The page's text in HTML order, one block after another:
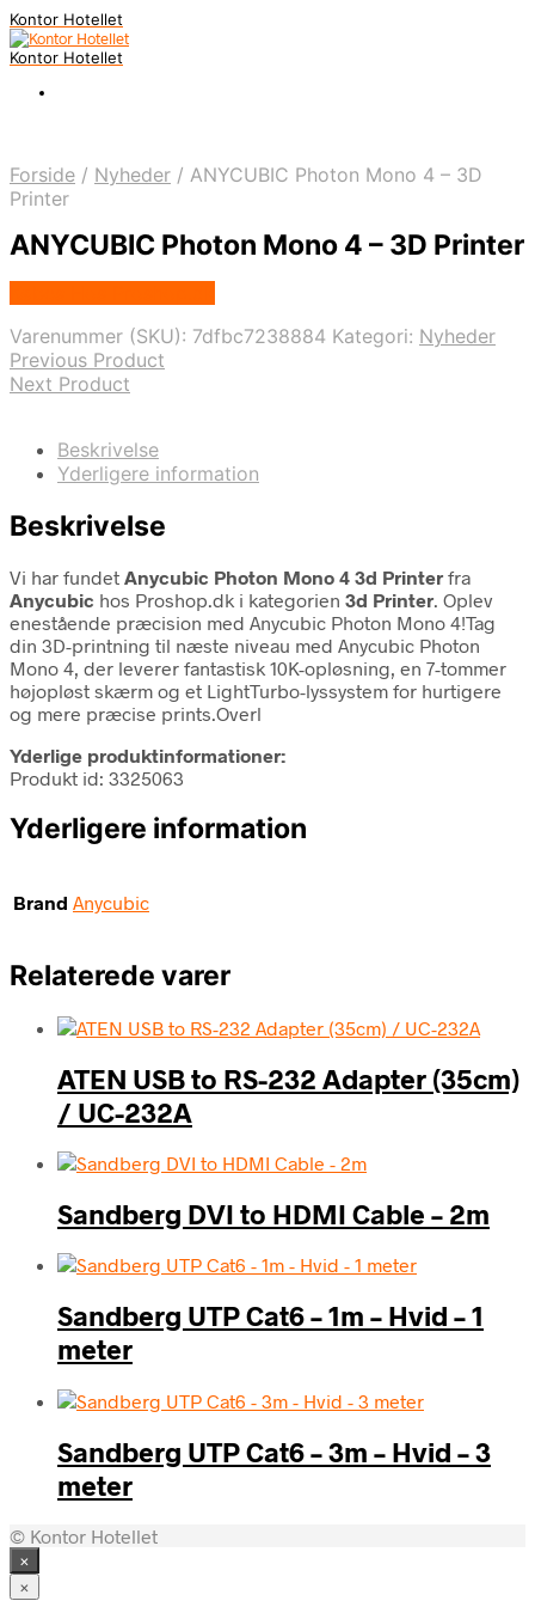
Kontor Hotellet
Kontor Hotellet
Forside / Nyheder / ANYCUBIC Photon Mono 4 – 3D
Printer
ANYCUBIC Photon Mono 4 – 3D Printer
Varenummer (SKU): 7dfbc7238884 Kategori: Nyheder
Previous Product
Next Product
Beskrivelse
Yderligere information
Beskrivelse
Vi har fundet Anycubic Photon Mono 4 3d Printer fra
Anycubic hos Proshop.dk i kategorien 3d Printer. Oplev
enestående præcision med Anycubic Photon Mono 4!Tag
din 3D-printning til næste niveau med Anycubic Photon
Mono 4, der leverer fantastisk 10K-opløsning, en 7-tommer
højopløst skærm og et LightTurbo-lyssystem for hurtigere
og mere præcise prints.Overl
Yderlige produktinformationer:
Produkt id: 3325063
Yderligere information
Brand Anycubic
Relaterede varer
ATEN USB to RS-232 Adapter (35cm)
/ UC-232A
Sandberg DVI to HDMI Cable – 2m
Sandberg UTP Cat6 – 1m – Hvid – 1
meter
Sandberg UTP Cat6 – 3m – Hvid – 3
meter
© Kontor Hotellet
×
×